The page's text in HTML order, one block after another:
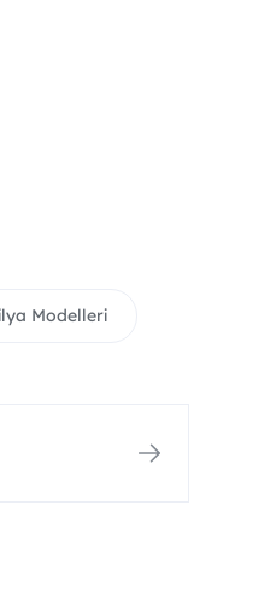
Modelleri